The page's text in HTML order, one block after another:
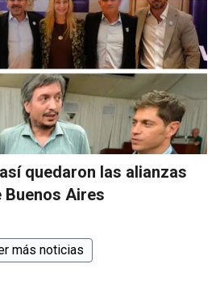
quedaron las alianzas
Buenos Aires
más noticias